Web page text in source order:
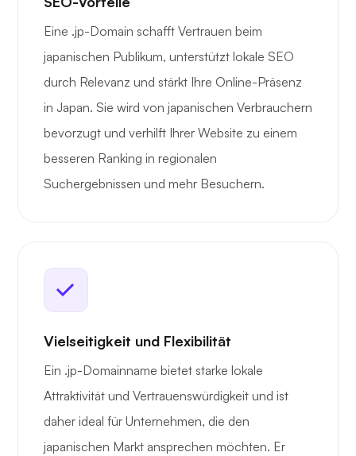
Eine .jp-Domain schafft Vertrauen beim
japanischen Publikum, unterstützt lokale SEO
durch Relevanz und stärkt Ihre Online-Präsenz
in Japan. Sie wird von japanischen Verbrauchern
bevorzugt und verhilft Ihrer Website zu einem
besseren Ranking in regionalen
Suchergebnissen und mehr Besuchern.
Vielseitigkeit und Flexibilität
Ein .jp-Domainname bietet starke lokale
Attraktivität und Vertrauenswürdigkeit und ist
daher ideal für Unternehmen, die den
japanischen Markt ansprechen möchten. Er